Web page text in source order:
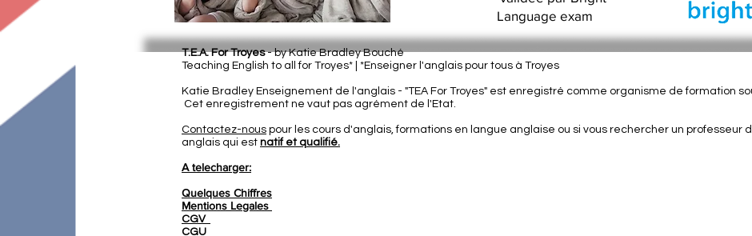
Language exam
T.E.A. For Troyes- by Katie Bradley Bouché
Teaching English to all for Troyes* | *Enseigner l'anglais pour tous à Troyes
Katie Bradley Enseignement de l'anglais - "TEA For Troyes" est enregistré comme organisme de formation
Cet enregistrement ne vaut pas agrément de l'Etat.
Contactez-nous pour les cours d'anglais, formations en langue anglaise ou si vous rechercher un professeur
anglais qui est natif et qualifié.
A telecharger:
Quelques Chiffres
Mentions Legales
CGV
CGU